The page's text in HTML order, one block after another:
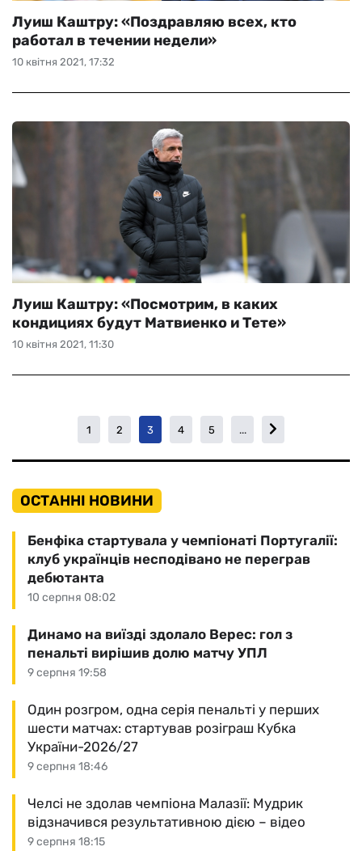
10 квітня 2021, 17:32
Луиш Каштру: «Поздравляю всех, кто
работал в течении недели»
10 квітня 2021, 11:30
Луиш Каштру: «Посмотрим, в каких
кондициях будут Матвиенко и Тете»
1 2 3 4 5 ...
ОСТАННІ НОВИНИ
10 серпня 08:02
Бенфіка стартувала у чемпіонаті Португалії:
клуб українців несподівано не переграв
дебютанта
9 серпня 19:58
Динамо на виїзді здолало Верес: гол з
пенальті вирішив долю матчу УПЛ
9 серпня 18:46
Один розгром, одна серія пенальті у перших
шести матчах: стартував розіграш Кубка
України-2026/27
9 серпня 18:15
Челсі не здолав чемпіона Малазії: Мудрик
відзначився результативною дією – відео